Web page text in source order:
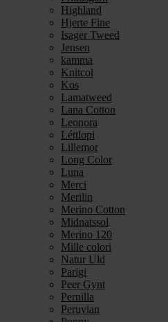
Highland
Hjerte Fine
Isager Tweed
Jensen
kamma
Knitcol
Kos
Lamatweed
Lana Cotton
Leonora
Léttlopi
Lillemor
Long Color
Luna
Merci
Merilin
Merino Cotton
Midnatssol
Merino 120
Mille colori
Natur Uld
Parigi
Peer Gynt
Pernilla
Peruvian